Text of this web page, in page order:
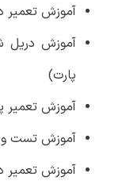
آموزش تعمیر
آموزش
پارت)
آموزش تعمیر
آموزش تست و
آموزش تعمیر